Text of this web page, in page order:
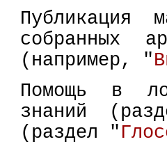
Публикация
собранных
(например, "
Помощь в
знаний
(раздел "